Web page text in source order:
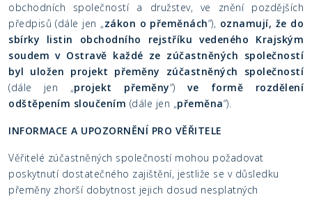
obchodních společností a družstev, ve znění pozdějších
předpisů (dále jen „zákon o přeměnách“), oznamují, že do
sbírky listin obchodního rejstříku vedeného Krajským
soudem v Ostravě každé ze zúčastněných společností
byl uložen projekt přeměny zúčastněných společností
(dále jen „projekt přeměny“)ve formě rozdělení
odštěpením sloučením (dále jen „přeměna“).
INFORMACE A UPOZORNĚNÍ PRO VĚŘITELE
Věřitelé zúčastněných společností mohou požadovat
poskytnutí dostatečného zajištění, jestliže se v důsledku
přeměny zhorší dobytnost jejich dosud nesplatných